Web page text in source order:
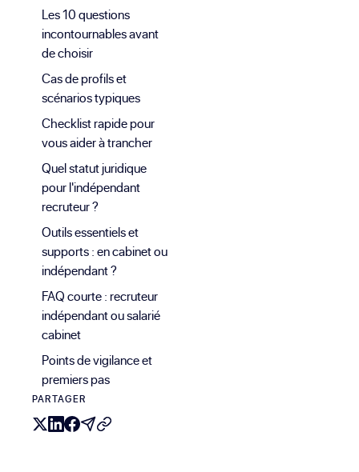
Les 10 questions
incontournables avant
de choisir
Cas de profils et
scénarios typiques
Checklist rapide pour
vous aider à trancher
Quel statut juridique
pour l'indépendant
recruteur ?
Outils essentiels et
supports : en cabinet ou
indépendant ?
FAQ courte : recruteur
indépendant ou salarié
cabinet
Points de vigilance et
premiers pas
PARTAGER